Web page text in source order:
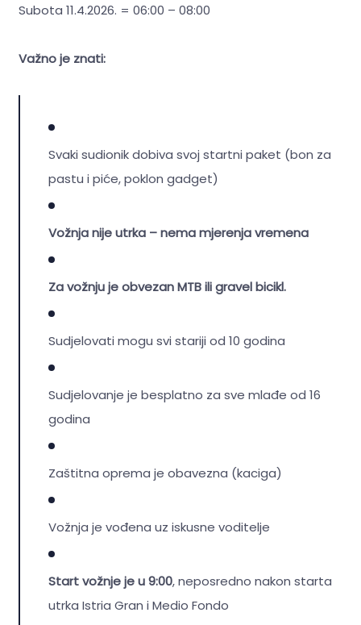
Subota 11.4.2026. = 06:00 – 08:00
Važno je znati:
Svaki sudionik dobiva svoj startni paket (bon za
pastu i piće, poklon gadget)
Vožnja nije utrka – nema mjerenja vremena
Za vožnju je obvezan MTB ili gravel bicikl.
Sudjelovati mogu svi stariji od 10 godina
Sudjelovanje je besplatno za sve mlađe od 16
godina
Zaštitna oprema je obavezna (kaciga)
Vožnja je vođena uz iskusne voditelje
Start vožnje je u 9:00, neposredno nakon starta
utrka Istria Gran i Medio Fondo